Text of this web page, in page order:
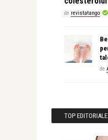
de revistatango
de
TOP EDITORIALE